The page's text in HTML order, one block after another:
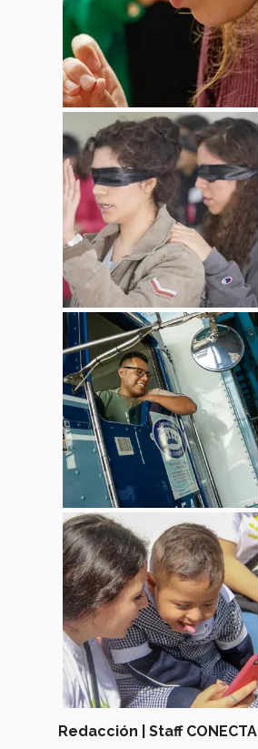
Redacción | Staff CONECTA